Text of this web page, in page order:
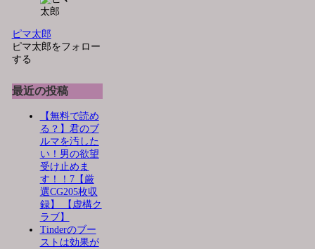
ピマ太郎
ピマ太郎をフォロー
する
最近の投稿
【無料で読め
る？】君のブ
ルマを汚した
い！男の欲望
受け止めま
す！！7【厳
選CG205枚収
録】 【虚構ク
ラブ】
Tinderのブー
ストは効果が